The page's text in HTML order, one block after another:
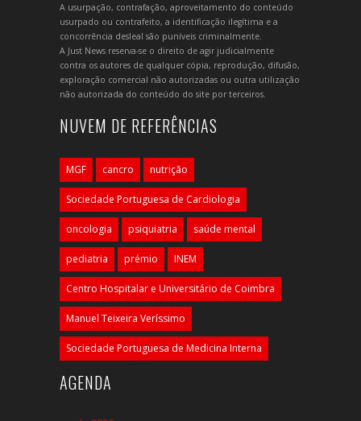
A usurpação, contrafação, aproveitamento do conteúdo
usurpado ou contrafeito, a identificação ilegítima e a
concorrência desleal são puníveis criminalmente.
A Just News reserva-se o direito de agir judicialmente
contra os autores de qualquer cópia, reprodução, difusão,
exploração comercial não autorizadas ou outra utilização
não autorizada do conteúdo do site por terceiros.
NUVEM DE REFERÊNCIAS
MGF cancro nutrição
Sociedade Portuguesa de Cardiologia
oncologia psiquiatria saúde mental
pediatria prémio INEM
Centro Hospitalar e Universitário de Coimbra
Manuel Teixeira Veríssimo
Sociedade Portuguesa de Medicina Interna
AGENDA